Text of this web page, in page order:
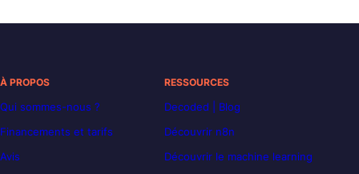
À PROPOS
Qui sommes-nous ?
Financements et tarifs
Avis
RESSOURCES
Decoded | Blog
Découvrir n8n
Découvrir le machine learning